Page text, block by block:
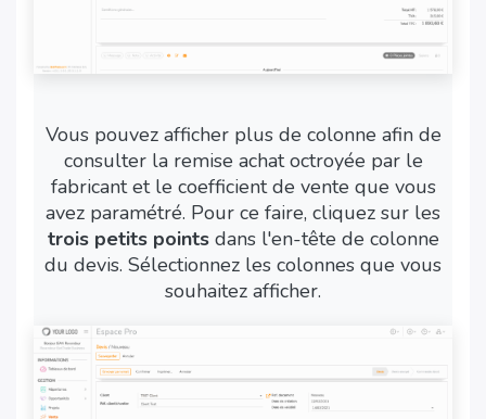
Vous pouvez afficher plus de colonne afin de
consulter la remise achat octroyée par le
fabricant et le coefficient de vente que vous
avez paramétré. Pour ce faire, cliquez sur les
trois petits points dans l'en-tête de colonne
du devis. Sélectionnez les colonnes que vous
souhaitez afficher.